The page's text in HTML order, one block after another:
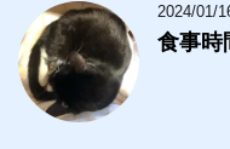
2024/01/
食事時